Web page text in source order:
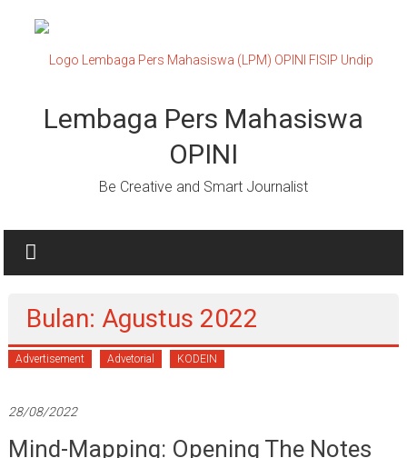
Lembaga Pers Mahasiswa
OPINI
Be Creative and Smart Journalist
Bulan: Agustus 2022
Advertisement Advetorial KODEIN
28/08/2022
Mind-Mapping: Opening The Notes